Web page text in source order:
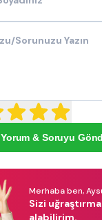
Yorum & Soruyu
Merhaba ben,
Sizi
alabilirim.